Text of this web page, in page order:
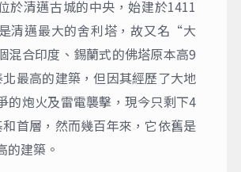
Gate
現存完整的一座城門，它不僅是
也是遊客拍照打卡的熱門地點。
陽光的照耀下，顯得格外醒目，
的背景。清晨或傍晚，陽光灑
的拍照時機，展現出清邁古城的